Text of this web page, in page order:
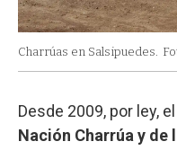
Charrúas en Salsipuedes.
Desde 2009, por ley, el
Nación Charrúa y